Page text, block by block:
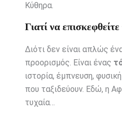
Κύθηρα.
Γιατί να
Διότι δεν είναι απλώς
προορισμός. Είναι ένας
ιστορία, έμπνευση,
που ταξιδεύουν. Εδώ, η
τυχαία…